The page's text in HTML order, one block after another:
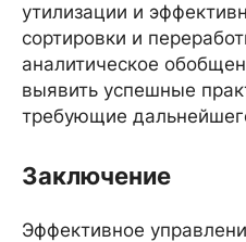
утилизации и
сортировки и
аналитическое
выявить успешные
требующие
Заключение
Эффективное